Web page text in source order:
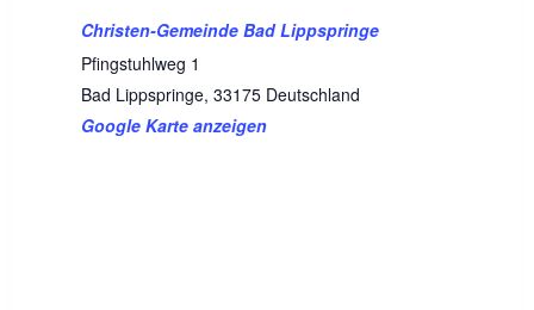
Christen-Gemeinde Bad Lippspringe
Pfingstuhlweg 1
Bad Lippspringe, 33175 Deutschland
Google Karte anzeigen